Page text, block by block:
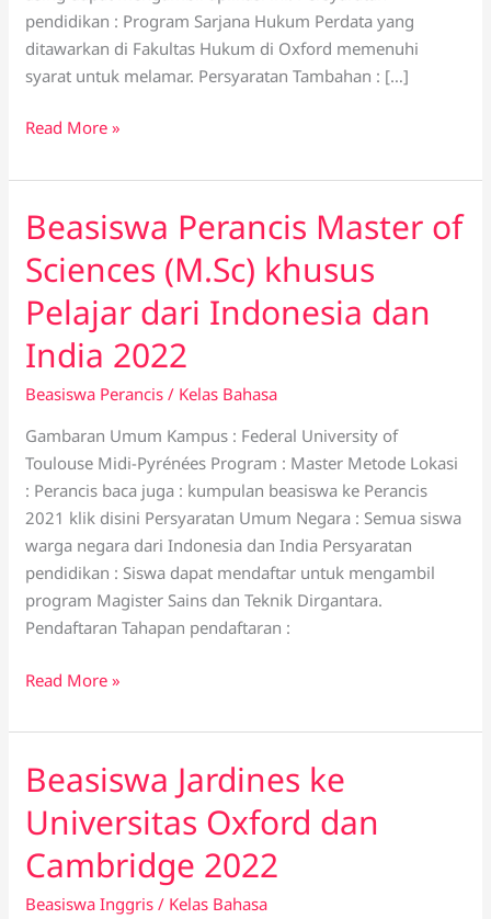
pendidikan : Program Sarjana Hukum Perdata yang
ditawarkan di Fakultas Hukum di Oxford memenuhi
syarat untuk melamar. Persyaratan Tambahan : […]
Read More »
Beasiswa Perancis Master of
Sciences (M.Sc) khusus
Pelajar dari Indonesia dan
India 2022
Beasiswa Perancis / Kelas Bahasa
Gambaran Umum Kampus : Federal University of
Toulouse Midi-Pyrénées Program : Master Metode Lokasi
: Perancis baca juga : kumpulan beasiswa ke Perancis
2021 klik disini Persyaratan Umum Negara : Semua siswa
warga negara dari Indonesia dan India Persyaratan
pendidikan : Siswa dapat mendaftar untuk mengambil
program Magister Sains dan Teknik Dirgantara.
Pendaftaran Tahapan pendaftaran :
Beasiswa
Perancis
Master
of
Sciences
(M.Sc)
dari
Indonesia
dan
India
2022
Read More »
Beasiswa Jardines ke
Universitas Oxford dan
Cambridge 2022
Beasiswa Inggris / Kelas Bahasa
Beasiswa
Jardines
ke
Universitas
Oxford
dan